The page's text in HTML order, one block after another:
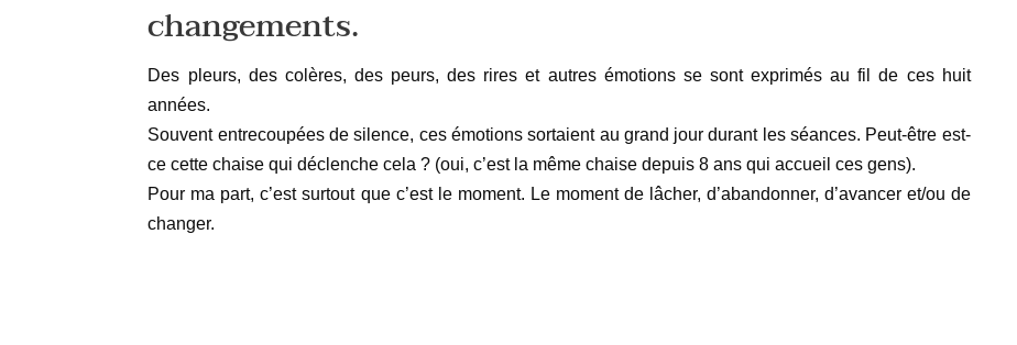
changements.
Des pleurs, des colères, des peurs, des rires et autres émotions se sont exprimés au fil de ces huit
années.
Souvent entrecoupées de silence, ces émotions sortaient au grand jour durant les séances. Peut-être est-
ce cette chaise qui déclenche cela ? (oui, c’est la même chaise depuis 8 ans qui accueil ces gens).
Pour ma part, c’est surtout que c’est le moment. Le moment de lâcher, d’abandonner, d’avancer et/ou de
changer.